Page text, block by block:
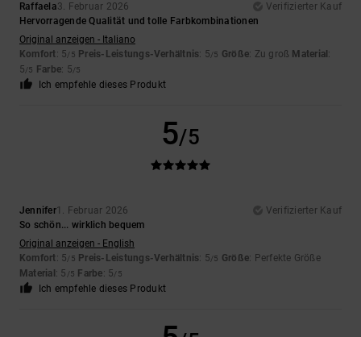
Raffaela3. Februar 2026
Verifizierter Kauf
Hervorragende Qualität und tolle Farbkombinationen
Original anzeigen - Italiano
Komfort: 5/5 Preis-Leistungs-Verhältnis: 5/5 Größe: Zu groß Material :
5/5 Farbe: 5/5
Ich empfehle dieses Produkt
5/5
Jennifer1. Februar 2026
Verifizierter Kauf
So schön... wirklich bequem
Original anzeigen - English
Komfort: 5/5 Preis-Leistungs-Verhältnis: 5/5 Größe: Perfekte Größe
Material : 5 /5 Farbe: 5/5
Ich empfehle dieses Produkt